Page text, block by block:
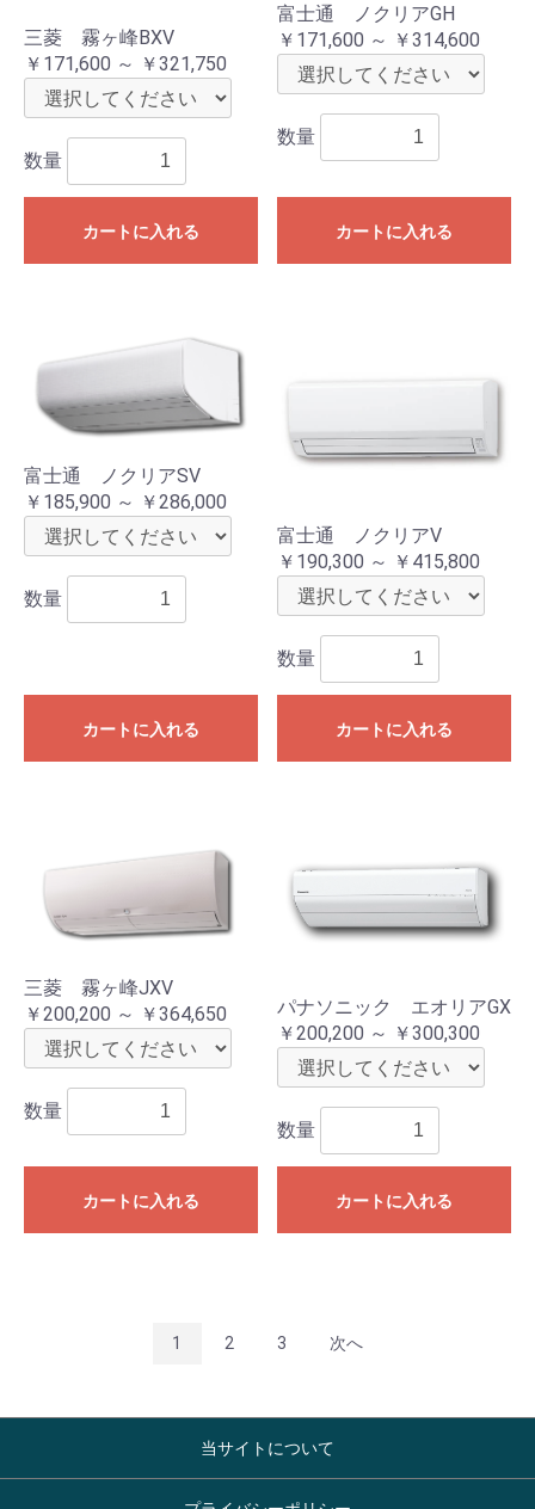
三菱 霧ヶ峰BXV
￥171,600 ～ ￥321,750
数量
カートに入れる
富士通 ノクリアGH
￥171,600 ～ ￥314,600
数量
カートに入れる
富士通 ノクリアSV
￥185,900 ～ ￥286,000
数量
カートに入れる
富士通 ノクリアV
￥190,300 ～ ￥415,800
数量
カートに入れる
三菱 霧ヶ峰JXV
￥200,200 ～ ￥364,650
数量
カートに入れる
パナソニック エオリアGX
￥200,200 ～ ￥300,300
数量
カートに入れる
1 2 3 次へ
当サイトについて